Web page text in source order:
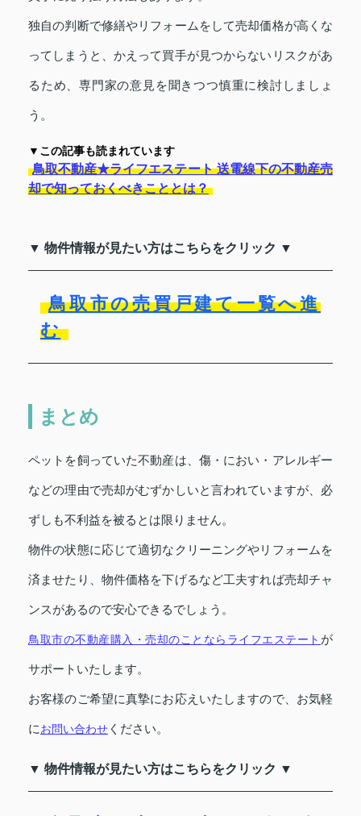
独自の判断で修繕やリフォームをして売却価格が高くな
ってしまうと、かえって買手が見つからないリスクがあ
るため、専門家の意見を聞きつつ慎重に検討しましょ
う。
▼この記事も読まれています
鳥取不動産★ライフエステート 送電線下の不動産売
却で知っておくべきこととは？
▼ 物件情報が見たい方はこちらをクリック ▼
鳥取市の売買戸建て一覧へ進
む
まとめ
ペットを飼っていた不動産は、傷・におい・アレルギー
などの理由で売却がむずかしいと言われていますが、必
ずしも不利益を被るとは限りません。
物件の状態に応じて適切なクリーニングやリフォームを
済ませたり、物件価格を下げるなど工夫すれば売却チャ
ンスがあるので安心できるでしょう。
鳥取市の不動産購入・売却のことならライフエステート が
サポートいたします。
お客様のご希望に真摯にお応えいたしますので、お気軽
にお問い合わせ ください。
▼ 物件情報が見たい方はこちらをクリック ▼